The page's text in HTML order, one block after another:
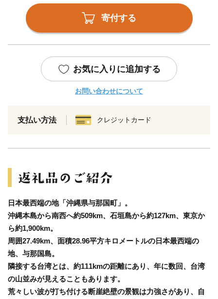
寄付する
お気に入りに追加する
お問い合わせについて
支払い方法 クレジットカード
日本最西端の地「沖縄県与那国町」。
沖縄本島から南西へ約509km、石垣島から約127km、東京か
ら約1,900km。
周囲27.49km、面積28.96平方キロメートルの日本最西端の
地、与那国島。
隣接する台湾とは、約111kmの距離にあり、年に数回、台湾
の山並みが見えることもあります。
荒々しい波が打ち付ける断崖絶壁の景観は力強さがあり、自